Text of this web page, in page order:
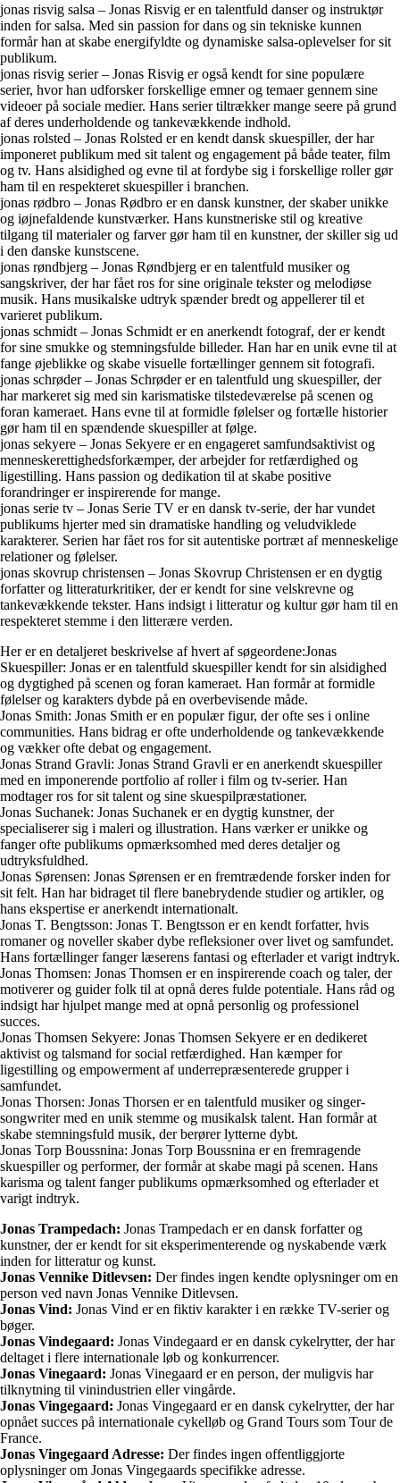
jonas risvig salsa – Jonas Risvig er en talentfuld danser og instruktør
inden for salsa. Med sin passion for dans og sin tekniske kunnen
formår han at skabe energifyldte og dynamiske salsa-oplevelser for sit
publikum.
jonas risvig serier – Jonas Risvig er også kendt for sine populære
serier, hvor han udforsker forskellige emner og temaer gennem sine
videoer på sociale medier. Hans serier tiltrækker mange seere på grund
af deres underholdende og tankevækkende indhold.
jonas rolsted – Jonas Rolsted er en kendt dansk skuespiller, der har
imponeret publikum med sit talent og engagement på både teater, film
og tv. Hans alsidighed og evne til at fordybe sig i forskellige roller gør
ham til en respekteret skuespiller i branchen.
jonas rødbro – Jonas Rødbro er en dansk kunstner, der skaber unikke
og iøjnefaldende kunstværker. Hans kunstneriske stil og kreative
tilgang til materialer og farver gør ham til en kunstner, der skiller sig ud
i den danske kunstscene.
jonas røndbjerg – Jonas Røndbjerg er en talentfuld musiker og
sangskriver, der har fået ros for sine originale tekster og melodiøse
musik. Hans musikalske udtryk spænder bredt og appellerer til et
varieret publikum.
jonas schmidt – Jonas Schmidt er en anerkendt fotograf, der er kendt
for sine smukke og stemningsfulde billeder. Han har en unik evne til at
fange øjeblikke og skabe visuelle fortællinger gennem sit fotografi.
jonas schrøder – Jonas Schrøder er en talentfuld ung skuespiller, der
har markeret sig med sin karismatiske tilstedeværelse på scenen og
foran kameraet. Hans evne til at formidle følelser og fortælle historier
gør ham til en spændende skuespiller at følge.
jonas sekyere – Jonas Sekyere er en engageret samfundsaktivist og
menneskerettighedsforkæmper, der arbejder for retfærdighed og
ligestilling. Hans passion og dedikation til at skabe positive
forandringer er inspirerende for mange.
jonas serie tv – Jonas Serie TV er en dansk tv-serie, der har vundet
publikums hjerter med sin dramatiske handling og veludviklede
karakterer. Serien har fået ros for sit autentiske portræt af menneskelige
relationer og følelser.
jonas skovrup christensen – Jonas Skovrup Christensen er en dygtig
forfatter og litteraturkritiker, der er kendt for sine velskrevne og
tankevækkende tekster. Hans indsigt i litteratur og kultur gør ham til en
respekteret stemme i den litterære verden.
Her er en detaljeret beskrivelse af hvert af søgeordene:Jonas
Skuespiller: Jonas er en talentfuld skuespiller kendt for sin alsidighed
og dygtighed på scenen og foran kameraet. Han formår at formidle
følelser og karakters dybde på en overbevisende måde.
Jonas Smith: Jonas Smith er en populær figur, der ofte ses i online
communities. Hans bidrag er ofte underholdende og tankevækkende
og vækker ofte debat og engagement.
Jonas Strand Gravli: Jonas Strand Gravli er en anerkendt skuespiller
med en imponerende portfolio af roller i film og tv-serier. Han
modtager ros for sit talent og sine skuespilpræstationer.
Jonas Suchanek: Jonas Suchanek er en dygtig kunstner, der
specialiserer sig i maleri og illustration. Hans værker er unikke og
fanger ofte publikums opmærksomhed med deres detaljer og
udtryksfuldhed.
Jonas Sørensen: Jonas Sørensen er en fremtrædende forsker inden for
sit felt. Han har bidraget til flere banebrydende studier og artikler, og
hans ekspertise er anerkendt internationalt.
Jonas T. Bengtsson: Jonas T. Bengtsson er en kendt forfatter, hvis
romaner og noveller skaber dybe refleksioner over livet og samfundet.
Hans fortællinger fanger læserens fantasi og efterlader et varigt indtryk.
Jonas Thomsen: Jonas Thomsen er en inspirerende coach og taler, der
motiverer og guider folk til at opnå deres fulde potentiale. Hans råd og
indsigt har hjulpet mange med at opnå personlig og professionel
succes.
Jonas Thomsen Sekyere: Jonas Thomsen Sekyere er en dedikeret
aktivist og talsmand for social retfærdighed. Han kæmper for
ligestilling og empowerment af underrepræsenterede grupper i
samfundet.
Jonas Thorsen: Jonas Thorsen er en talentfuld musiker og singer-
songwriter med en unik stemme og musikalsk talent. Han formår at
skabe stemningsfuld musik, der berører lytterne dybt.
Jonas Torp Boussnina: Jonas Torp Boussnina er en fremragende
skuespiller og performer, der formår at skabe magi på scenen. Hans
karisma og talent fanger publikums opmærksomhed og efterlader et
varigt indtryk.
Jonas Trampedach: Jonas Trampedach er en dansk forfatter og
kunstner, der er kendt for sit eksperimenterende og nyskabende værk
inden for litteratur og kunst.
Jonas Vennike Ditlevsen: Der findes ingen kendte oplysninger om en
person ved navn Jonas Vennike Ditlevsen.
Jonas Vind: Jonas Vind er en fiktiv karakter i en række TV-serier og
bøger.
Jonas Vindegaard: Jonas Vindegaard er en dansk cykelrytter, der har
deltaget i flere internationale løb og konkurrencer.
Jonas Vinegaard: Jonas Vinegaard er en person, der muligvis har
tilknytning til vinindustrien eller vingårde.
Jonas Vingegaard: Jonas Vingegaard er en dansk cykelrytter, der har
opnået succes på internationale cykelløb og Grand Tours som Tour de
France.
Jonas Vingegaard Adresse: Der findes ingen offentliggjorte
oplysninger om Jonas Vingegaards specifikke adresse.